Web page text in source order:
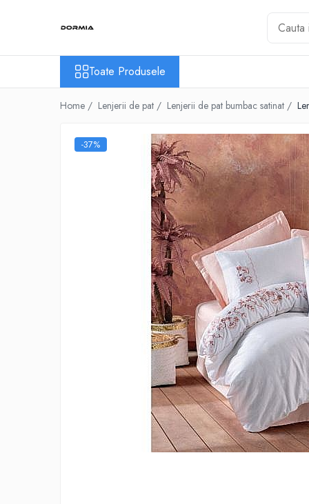
Lenjerii de pat bumbac satinat
Lenjerii de pat din bumbac
Lenjerii de pat fibra de bambus
Lenjerii de pat tesatura Jacquard
Toate Produsele
Home / Lenjerii de pat / Lenjerii de pat bumbac satinat /
-37%